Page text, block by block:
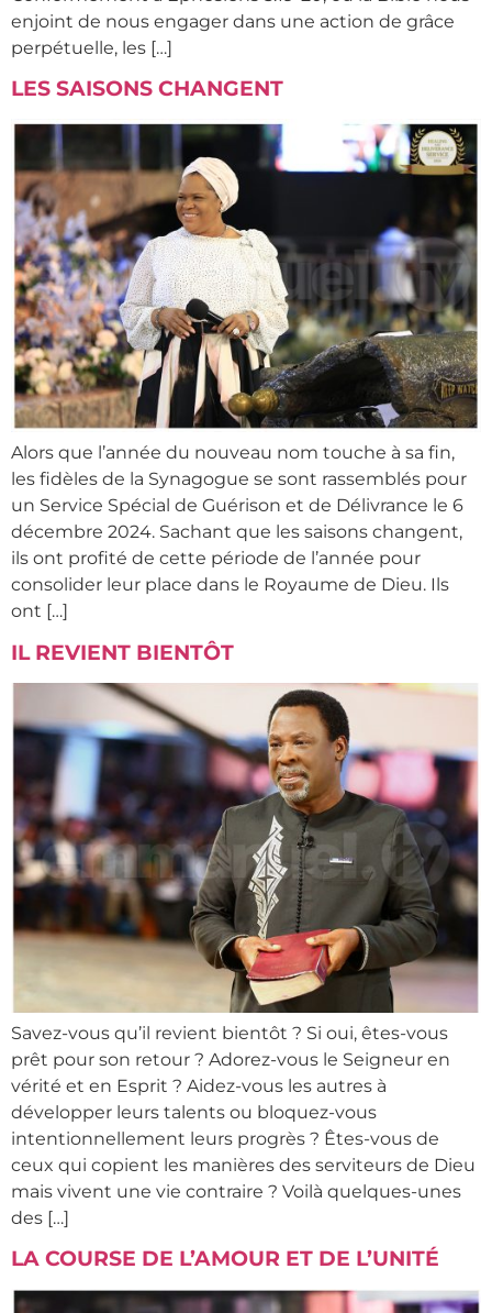
enjoint de nous engager dans une action de grâce
perpétuelle, les […]
LES SAISONS CHANGENT
Alors que l’année du nouveau nom touche à sa fin,
les fidèles de la Synagogue se sont rassemblés pour
un Service Spécial de Guérison et de Délivrance le 6
décembre 2024. Sachant que les saisons changent,
ils ont profité de cette période de l’année pour
consolider leur place dans le Royaume de Dieu. Ils
ont […]
IL REVIENT BIENTÔT
Savez-vous qu’il revient bientôt ? Si oui, êtes-vous
prêt pour son retour ? Adorez-vous le Seigneur en
vérité et en Esprit ? Aidez-vous les autres à
développer leurs talents ou bloquez-vous
intentionnellement leurs progrès ? Êtes-vous de
ceux qui copient les manières des serviteurs de Dieu
mais vivent une vie contraire ? Voilà quelques-unes
des […]
LA COURSE DE L’AMOUR ET DE L’UNITÉ